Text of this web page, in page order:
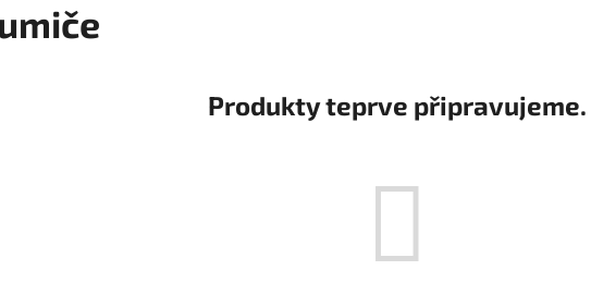
Produkty teprve připravujeme.